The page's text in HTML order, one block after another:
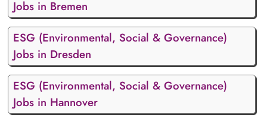
Jobs in Bremen
ESG (Environmental, Social & Governance)
Jobs in Dresden
ESG (Environmental, Social & Governance)
Jobs in Hannover